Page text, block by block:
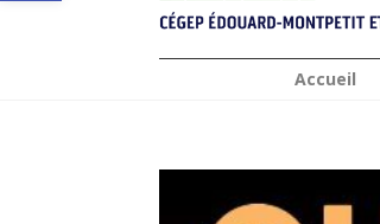
Accueil